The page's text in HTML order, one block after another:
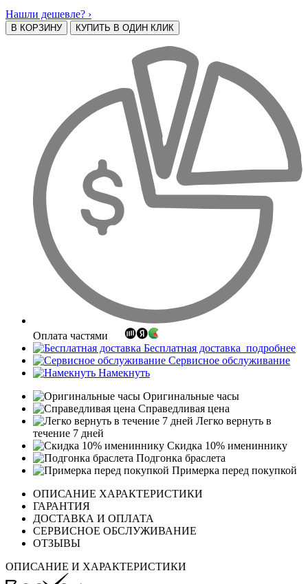
Нашли дешевле? ›
В КОРЗИНУ КУПИТЬ В ОДИН КЛИК
Оплата частями
Бесплатная доставка подробнее
Сервисное обслуживание
Намекнуть
Оригинальные часы
Справедливая цена
Легко вернуть в
течение 7 дней
Скидка 10% имениннику
Подгонка браслета
Примерка перед покупкой
ОПИСАНИЕ ХАРАКТЕРИСТИКИ
ГАРАНТИЯ
ДОСТАВКА И ОПЛАТА
СЕРВИСНОЕ ОБСЛУЖИВАНИЕ
ОТЗЫВЫ
ОПИСАНИЕ И ХАРАКТЕРИСТИКИ